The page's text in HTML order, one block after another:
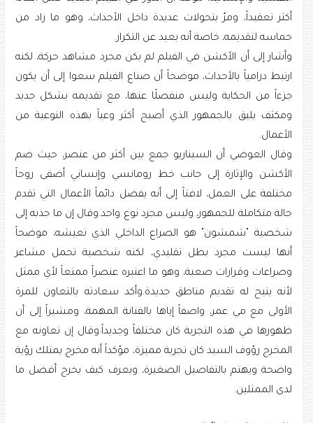
أكثر تعقيداً، ومرّ بتحولات عديدة داخل الأحداث، وهو ما زاد من
حماسه لتقديمه، خاصة أنه بعيد عن التكرار.
وأشار إلى أن الأكشن في الفيلم لم يكن مجرد مشاهد حركة، لكنه
ارتبط درامياً بالأحداث، موضحاً أن صناع الفيلم سعوا إلى أن يكون
جزءاً من الحكاية وليس منفصلًا عنها، مع تقديمه بشكل جديد
ومكثف يليق بالجمهور الذي أصبح أكثر وعياً بهذه النوعية من
الأعمال.
وقال العوضي أن السيناريو جمع بين أكثر من عنصر، حيث ضم
الأكشن والإثارة إلى جانب خط رومانسي وإنساني أضفى روحاً
مختلفة على العمل، لافتاً إلى أنه يفضل دائماً الأعمال التي تقدم
حالة متكاملة للجمهور، وليس مجرد نوع واحد.وقال إن ما جذبه إلى
شخصية "شمشون" هو الصراع الداخلي الذي تعيشه، موضحاً
أنها ليست مجرد بطل تقليدي، لكنه شخصية تحمل مشاعر
وصراعات وقرارات صعبة، وهو ما اعتبره عنصراً ممتعاً لأي ممثل
لأنه يتيح له تقديم مناطق جديدة.وأكد سعادته بالتعاون للمرة
الأولى مع مي عمر، واصفاً إياها بالفنانة المهمة، ومشيراً إلى أن
ظهورها في هذه التجربة كان مختلفاً وجديداً.وقال إن تعاونه مع
المخرج رؤوف السيد كان تجربة مميزة، مؤكداً أنه مخرج يمتلك رؤية
واضحة ويهتم بالتفاصيل الصغيرة، ويعرف كيف يخرج أفضل ما
لدى الممثلين.